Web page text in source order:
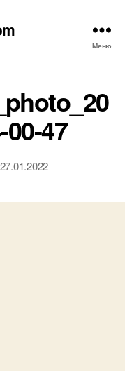
Меню
00-47
27.01.2022